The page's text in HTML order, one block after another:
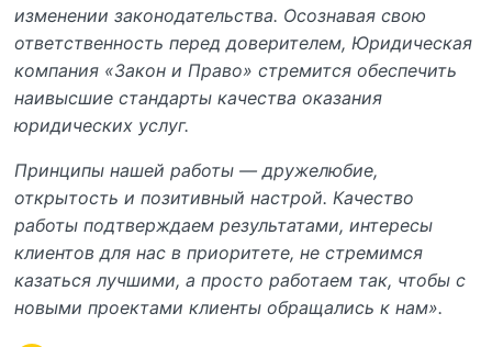
изменении законодательства. Осознавая свою
ответственность перед доверителем, Юридическая
компания «Закон и Право» стремится обеспечить
наивысшие стандарты качества оказания
юридических услуг.
Принципы нашей работы — дружелюбие,
открытость и позитивный настрой. Качество
работы подтверждаем результатами, интересы
клиентов для нас в приоритете, не стремимся
казаться лучшими, а просто работаем так, чтобы с
новыми проектами клиенты обращались к нам».